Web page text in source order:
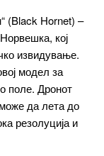
(Black Hornet) –
кој
извидување.
модел за
поле. Дронот
да лета до
резолуција и